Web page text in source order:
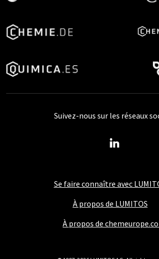
Se faire connaître avec
À propos de LUMITOS
À propos de
Suivez-nous sur les réseaux